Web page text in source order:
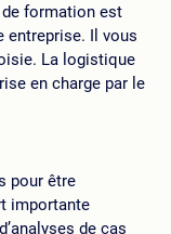
formation est
entreprise. Il vous
La logistique
en charge par le
pour être
importante
de cas